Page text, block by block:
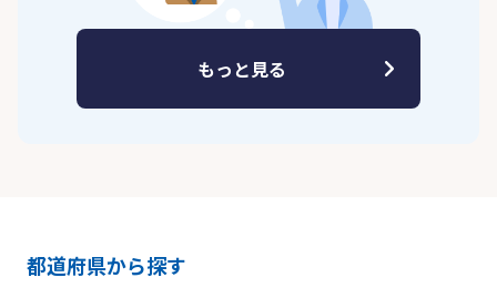
もっと見る
都道府県から探す